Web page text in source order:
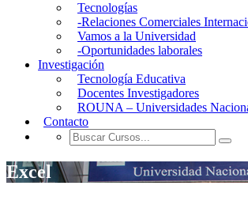
Tecnologías
-Relaciones Comerciales
Vamos a la Universidad
-Oportunidades laborales
Investigación
Tecnología Educativa
Docentes Investigadores
ROUNA – Universidades
Contacto
Excel